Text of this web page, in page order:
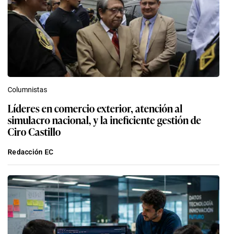
Columnistas
Líderes en comercio exterior, atención al
simulacro nacional, y la ineficiente gestión de
Ciro Castillo
Redacción EC